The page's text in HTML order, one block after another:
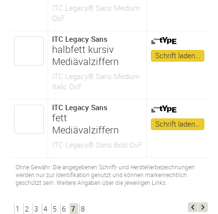
ITC Legacy® Sans Medium
OsF
ITC Legacy Sans
halbfett kursiv
Mediävalziffern
ITC Legacy® Sans Medium
Italic OsF
Schrift laden…
ITC Legacy Sans
fett
Mediävalziffern
ITC Legacy® Sans Bold OsF
Schrift laden…
Ohne Gewähr. Die angegebenen Schrift- und Herstellerbezeichnungen
werden nur zur Identifikation genutzt und können markenrechtlich
geschützt sein. Weitere Angaben über die jeweiligen Links.
1 2 3 4 5 6 7 8